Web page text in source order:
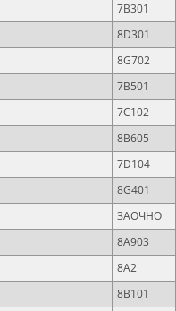
7B301
8D301
8G702
7B501
7C102
8B605
7D104
8G401
ЗАОЧНО
8A903
8A2
8В101